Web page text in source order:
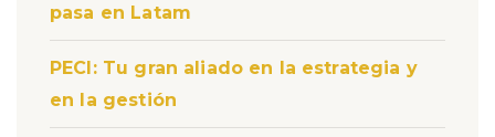
pasa en Latam
PECI: Tu gran aliado en la estrategia y
en la gestión